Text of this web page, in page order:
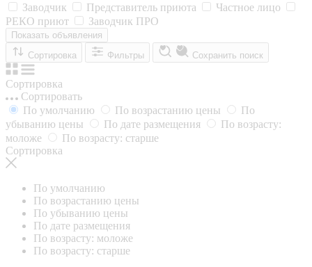
Заводчик
Представитель приюта
Частное лицо
РЕКО приют
Заводчик ПРО
Показать объявления
Сортировка
Фильтры Сохранить поиск
Сортировка
Сортировать
По умолчанию
По возрастанию цены
По
убыванию цены
По дате размещения
По возрасту:
моложе
По возрасту: старше
Сортировка
По умолчанию
По возрастанию цены
По убыванию цены
По дате размещения
По возрасту: моложе
По возрасту: старше